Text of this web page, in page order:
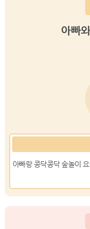
아빠
아빠랑 콩닥콩닥 숲놀이